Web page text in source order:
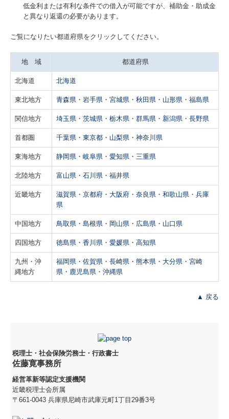
低金利または有利な条件での借入が可能ですが、補助金・助成金
と異なり返還の必要があります。
ご覧になりたい都道府県をクリックしてください。
地 域 都道府県
北海道 北海道
東北地方 青森県 ・ 岩手県 ・ 宮城県 ・ 秋田県 ・ 山形県 ・ 福島県
関信地方 埼玉県 ・ 茨城県 ・ 栃木県 ・ 群馬県 ・ 新潟県 ・ 長野県
首都圏 千葉県 ・ 東京都 ・ 山梨県 ・ 神奈川県
東海地方 静岡県 ・ 岐阜県 ・ 愛知県 ・ 三重県
北陸地方 富山県 ・ 石川県 ・ 福井県
近畿地方 滋賀県 ・ 京都府 ・ 大阪府 ・ 奈良県 ・ 和歌山県 ・ 兵庫
県
中国地方 鳥取県 ・ 島根県 ・ 岡山県 ・ 広島県 ・ 山口県
四国地方 徳島県 ・ 香川県 ・ 愛媛県 ・ 高知県
九州・沖
縄地方
福岡県 ・ 佐賀県 ・ 長崎県 ・ 熊本県 ・ 大分県 ・ 宮崎
県 ・ 鹿児島県 ・ 沖縄県
▲ 戻る
税理士・社会保険労務士・行政書士
佐藤寛事務所
経営革新等認定支援機関
近畿税理士会所属
〒661-0043 兵庫県尼崎市武庫元町1丁目29番3号